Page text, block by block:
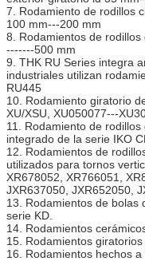
7. Rodamiento de rodillos
100 mm---200 mm
8. Rodamientos de
-------500 mm
9. THK RU Series integra
industriales utilizan
RU445
10. Rodamiento giratorio
XU/XSU, XU050077---
11. Rodamiento de
integrado de la serie IKO
12. Rodamientos de
utilizados para tornos
XR678052, XR766051,
JXR637050, JXR652050,
13. Rodamientos de bolas
serie KD.
14. Rodamientos
15. Rodamientos giratorios
16. Rodamientos hechos a